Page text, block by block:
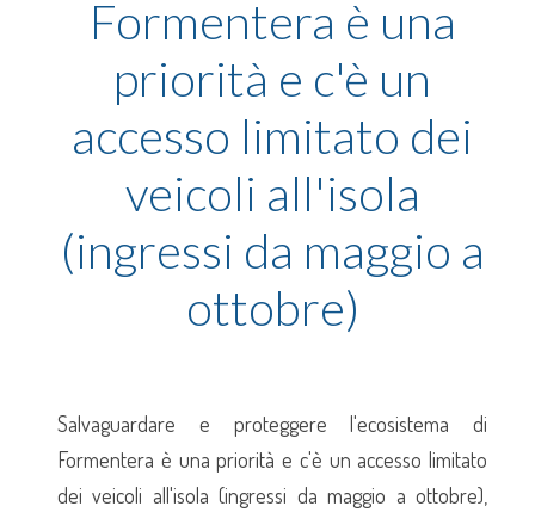
Formentera è una
priorità e c'è un
accesso limitato dei
veicoli all'isola
(ingressi da maggio a
ottobre)
Salvaguardare e proteggere l'ecosistema di
Formentera è una priorità e c'è un accesso limitato
dei veicoli all'isola (ingressi da maggio a ottobre),